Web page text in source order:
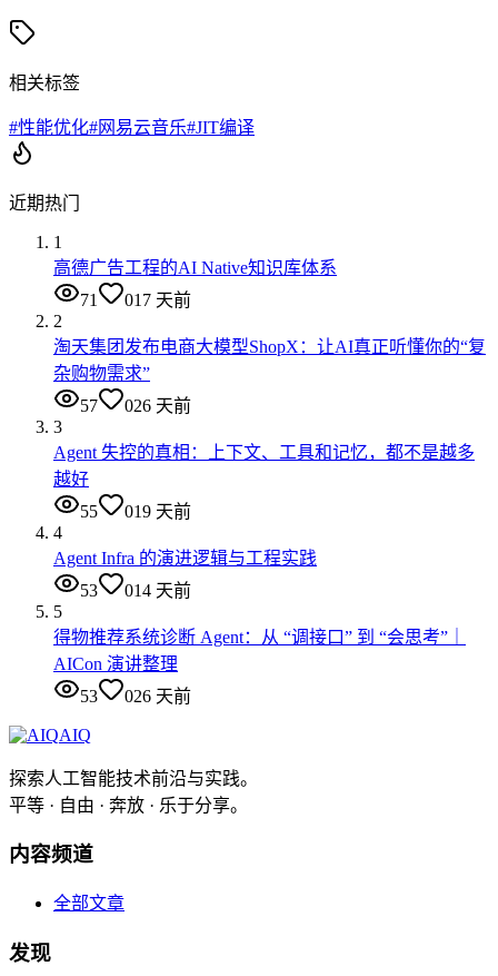
相关标签
#性能优化#网易云音乐#JIT编译
近期热门
1
高德广告工程的AI Native知识库体系
71
017 天前
2
淘天集团发布电商大模型ShopX：让AI真正听懂你的“复
杂购物需求”
57
026 天前
3
Agent 失控的真相：上下文、工具和记忆，都不是越多
越好
55
019 天前
4
Agent Infra 的演进逻辑与工程实践
53
014 天前
5
得物推荐系统诊断 Agent：从 “调接口” 到 “会思考”｜
AICon 演讲整理
53
026 天前
AIQ
探索人工智能技术前沿与实践。
平等 · 自由 · 奔放 · 乐于分享。
内容频道
全部文章
发现